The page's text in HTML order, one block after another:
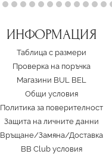
ИНФОРМАЦИЯ
Таблица с размери
Проверка на поръчка
Магазини BUL BEL
Oбщи условия
Политика за поверителност
Защита на личните данни
Връщане/Замяна/Доставка
BB Club условия